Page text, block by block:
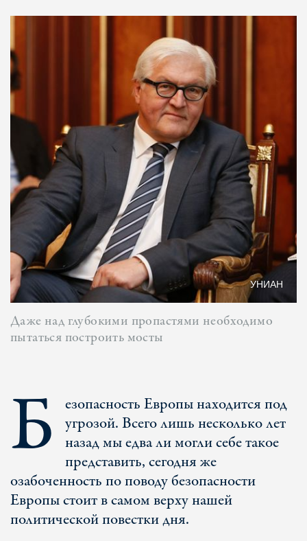
УНИАН
Даже над глубокими пропастями необходимо
пытаться построить мосты
Б
езопасность Европы находится под
угрозой. Всего лишь несколько лет
назад мы едва ли могли себе такое
представить, сегодня же
озабоченность по поводу безопасности
Европы стоит в самом верху нашей
политической повестки дня.